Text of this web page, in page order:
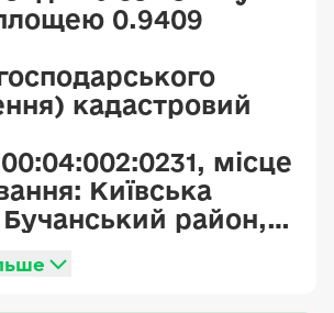
0.9409
кадастровий
місце
Київська
район,
округ №10),